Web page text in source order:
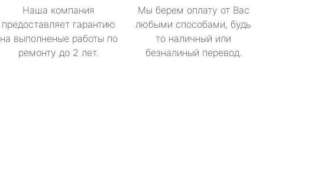
Наша компания
предоставляет гарантию
на выполненые работы по
ремонту до 2 лет.
Мы берем оплату от Вас
любыми способами, будь
то наличный или
безналиный перевод.